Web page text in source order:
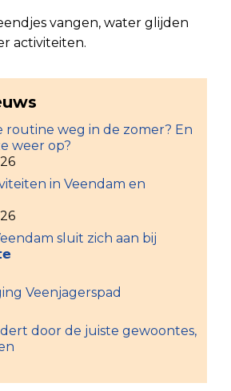
vangen, water glijden
activiteiten.
routine weg in de zomer? En
weer op?
in Veendam en
sluit zich aan bij
Veenjagerspad
door de juiste gewoontes,